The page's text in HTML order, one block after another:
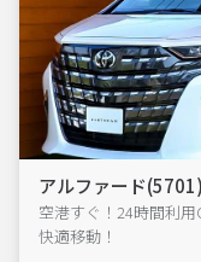
アルファード(5701)
空港すぐ！24時間利
快適移動！